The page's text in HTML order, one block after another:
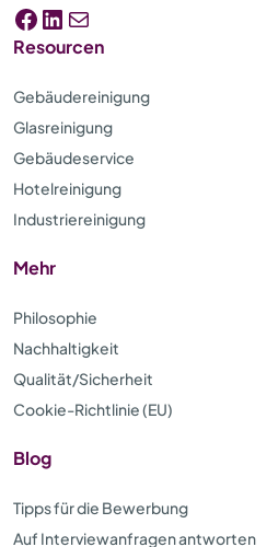
Facebook
LinkedIn
E-Mail
Resourcen
Gebäudereinigung
Glasreinigung
Gebäudeservice
Hotelreinigung
Industriereinigung
Mehr
Philosophie
Nachhaltigkeit
Qualität/Sicherheit
Cookie-Richtlinie (EU)
Blog
Tipps für die Bewerbung
Auf Interviewanfragen antworten